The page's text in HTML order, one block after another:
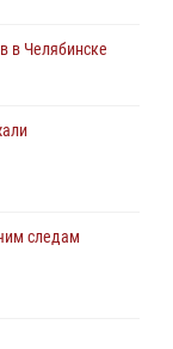
в Челябинске
следам